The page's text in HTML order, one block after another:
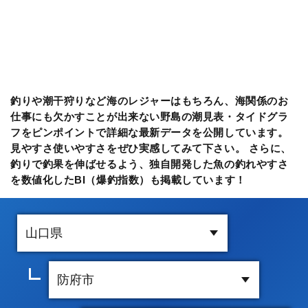
釣りや潮干狩りなど海のレジャーはもちろん、海関係のお
仕事にも欠かすことが出来ない野島の潮見表・タイドグラ
フをピンポイントで詳細な最新データを公開しています。
見やすさ使いやすさをぜひ実感してみて下さい。 さらに、
釣りで釣果を伸ばせるよう、独自開発した魚の釣れやすさ
を数値化したBI（爆釣指数）も掲載しています！